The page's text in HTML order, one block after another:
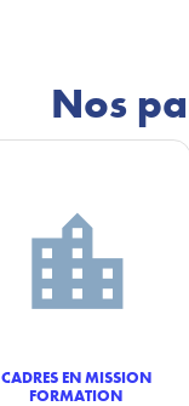
Nos
CADRES EN MISSION
FORMATION